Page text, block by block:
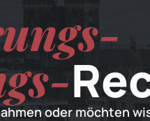
oder möchten